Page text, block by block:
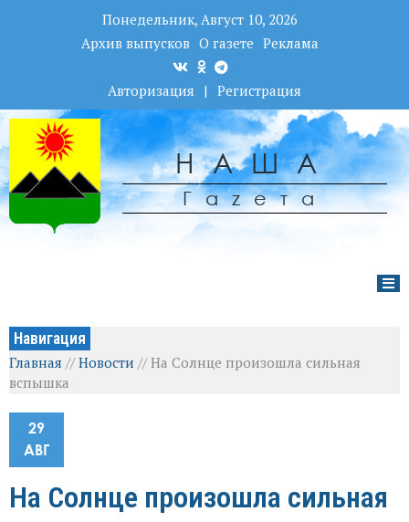
Понедельник, Август 10, 2026
Архив выпусков О газете Реклама
Авторизация | Регистрация
НАША
Гаzета
Навигация
Главная //Новости //На Солнце произошла сильная
вспышка
29
АВГ
На Солнце произошла сильная